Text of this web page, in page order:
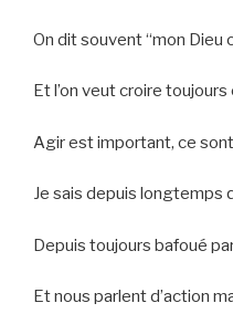
On dit souvent “mon Dieu
Et l’on veut croire
Agir est important, ce
Je sais depuis longtemps
Depuis toujours bafoué
Et nous parlent d’action